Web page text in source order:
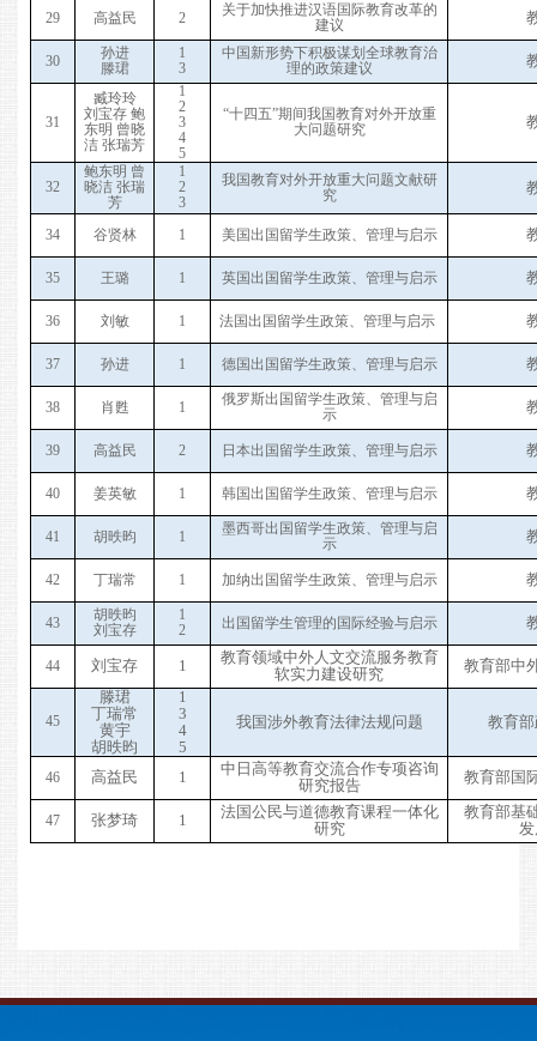
29 高益民 2
关于加快推进汉语国际教育改革的
建议
30
孙进
滕珺
1
3
中国新形势下积极谋划全球教育治
理的政策建议
31
臧玲玲
刘宝存 鲍
东明 曾晓
洁 张瑞芳
1
2
3
4
5
“十四五”期间我国教育对外开放重
大问题研究
32
鲍东明 曾
晓洁 张瑞
芳
1
2
3
我国教育对外开放重大问题文献研
究
34 谷贤林 1 美国出国留学生政策、管理与启示
35 王璐 1 英国出国留学生政策、管理与启示
36 刘敏 1 法国出国留学生政策、管理与启示
37 孙进 1 德国出国留学生政策、管理与启示
38 肖甦 1
俄罗斯出国留学生政策、管理与启
示
39 高益民 2 日本出国留学生政策、管理与启示
40 姜英敏 1 韩国出国留学生政策、管理与启示
41 胡昳昀 1
墨西哥出国留学生政策、管理与启
示
42 丁瑞常 1 加纳出国留学生政策、管理与启示
43
胡昳昀
刘宝存
1
2
出国留学生管理的国际经验与启示
44 刘宝存 1
教育领域中外人文交流服务教育
软实力建设研究
教育部中
45
滕珺
丁瑞常
黄宇
胡昳昀
1
3
4
5
我国涉外教育法律法规问题 教育
46 高益民 1
中日高等教育交流合作专项咨询
研究报告
教育部国
47 张梦琦 1
法国公民与道德教育课程一体化
研究
教育部基